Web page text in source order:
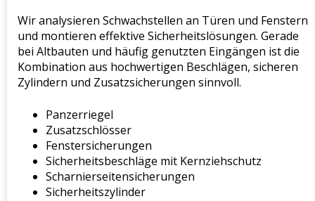
Wir analysieren Schwachstellen an Türen und Fenstern
und montieren effektive Sicherheitslösungen. Gerade
bei Altbauten und häufig genutzten Eingängen ist die
Kombination aus hochwertigen Beschlägen, sicheren
Zylindern und Zusatzsicherungen sinnvoll.
Panzerriegel
Zusatzschlösser
Fenstersicherungen
Sicherheitsbeschläge mit Kernziehschutz
Scharnierseitensicherungen
Sicherheitszylinder